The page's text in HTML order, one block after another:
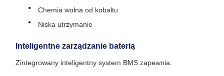
Chemia wolna od kobaltu
Niska utrzymanie
Inteligentne zarządzanie baterią
Zintegrowany inteligentny system BMS zapewnia: